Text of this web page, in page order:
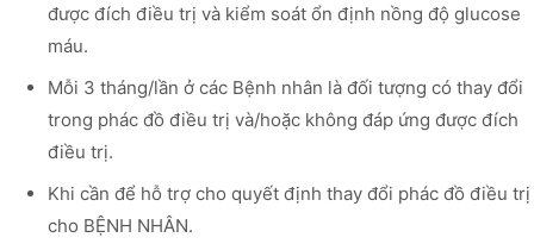
được đích điều trị và kiểm soát ổn định nồng độ glucose
máu.
Mỗi 3 tháng/lần ở các Bệnh nhân là đối tượng có thay đổi
trong phác đồ điều trị và/hoặc không đáp ứng được đích
điều trị.
Khi cần để hỗ trợ cho quyết định thay đổi phác đồ điều trị
cho BỆNH NHÂN.